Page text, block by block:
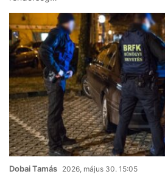
Dobai Tamás 2026, május 30. 15:05